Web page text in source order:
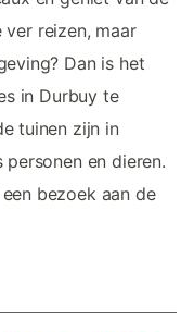
reizen, maar
Dan is het
in Durbuy te
tuinen zijn in
en dieren.
bezoek aan de